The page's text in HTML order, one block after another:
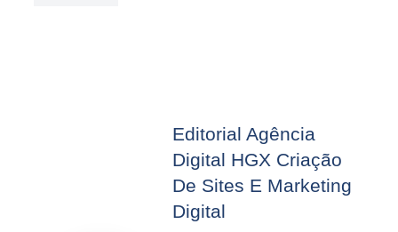
Editorial Agência
Digital HGX Criação
De Sites E Marketing
Digital